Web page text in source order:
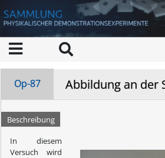
Op-87 Abbildung an der
Beschreibung
In diesem
Versuch wird